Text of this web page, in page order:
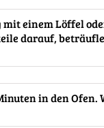
einem Löffel
darauf,
in den Ofen.